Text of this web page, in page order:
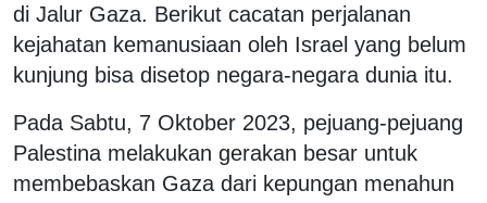
di Jalur Gaza. Berikut cacatan perjalanan
kejahatan kemanusiaan oleh Israel yang belum
kunjung bisa disetop negara-negara dunia itu.
Pada Sabtu, 7 Oktober 2023, pejuang-pejuang
Palestina melakukan gerakan besar untuk
membebaskan Gaza dari kepungan menahun